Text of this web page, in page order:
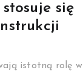
się
istotną rolę w